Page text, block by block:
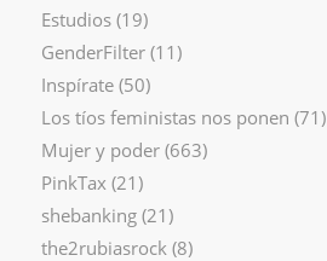
Estudios(19)
GenderFilter(11)
Inspírate(50)
Los tíos feministas nos ponen (71)
Mujer y poder(663)
PinkTax (21)
shebanking(21)
the2rubiasrock (8)